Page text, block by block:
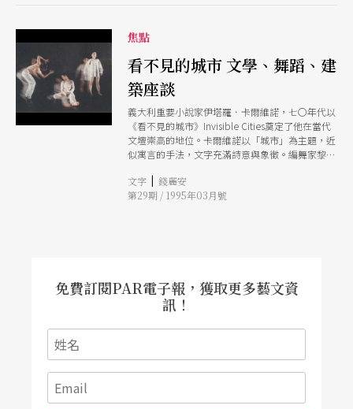
焦點
看不見的城市 文學、舞蹈、建
築座談
義大利重要小說家伊塔羅．卡爾維諾，七〇年代以
《看不見的城市》Invisible Cities奠定了他在當代
文壇崇高的地位。卡爾維諾以「城市」為主題，近
似寓言的手法，文字充滿詩意與象徵。編舞家黎海
她編舞的靈感，在一九九二年以文字朗讀、手語和
舞蹈動作編作了同名長篇舞作《看不見的城市》。
文字 | 錢麗安
第29期 / 1995年03月號
免費訂閱PAR電子報，獲取更多藝文資
訊！